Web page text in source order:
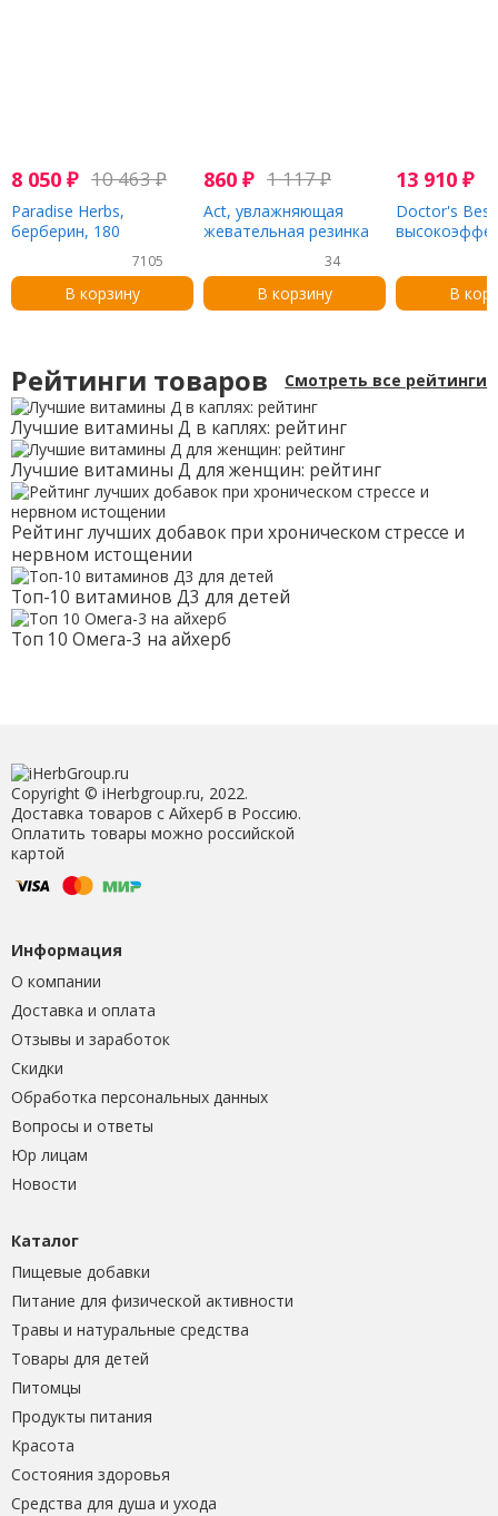
8 050 ₽ 10 463₽
Paradise Herbs,
берберин, 180
вегетарианских капсул
7105
В корзину
860 ₽ 1 117₽
Act, увлажняющая
жевательная резинка
против сухости во рту
с ксилитолом, без
сахара, успокаивающая
мята, 20 шт.
34
В корзину
13 910 ₽
Doctor's
SPU, 270
В
Рейтинги товаров Смотреть все рейтинги
Лучшие витамины Д в каплях: рейтинг
Лучшие витамины Д для женщин: рейтинг
Рейтинг лучших добавок при хроническом стрессе и
нервном истощении
Топ-10 витаминов Д3 для детей
Топ 10 Омега-3 на айхерб
Copyright © iHerbgroup.ru, 2022.
Доставка товаров с Айхерб в Россию.
Оплатить товары можно российской
картой
Информация
О компании
Доставка и оплата
Отзывы и заработок
Скидки
Обработка персональных данных
Вопросы и ответы
Юр лицам
Новости
Каталог
Пищевые добавки
Питание для физической активности
Травы и натуральные средства
Товары для детей
Питомцы
Продукты питания
Красота
Состояния здоровья
Средства для душа и ухода